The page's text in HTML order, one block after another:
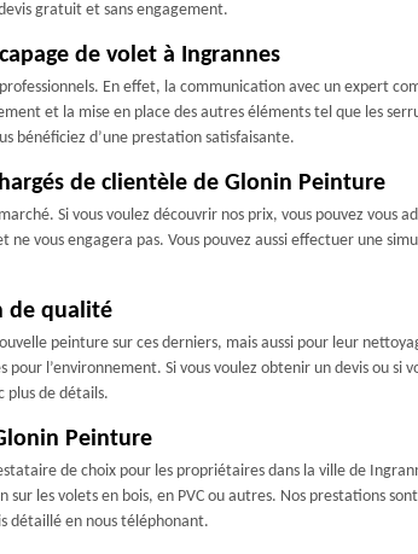
gratuit et sans engagement.
de volet à Ingrannes
En effet, la communication avec un expert
et la mise en place des autres éléments tel que les
bénéficiez d’une prestation satisfaisante.
de clientèle de Glonin Peinture
Si vous voulez découvrir nos prix, vous pouvez vous
vous engagera pas. Vous pouvez aussi effectuer une
de qualité
peinture sur ces derniers, mais aussi pour leur
l’environnement. Si vous voulez obtenir un devis ou si
plus de détails.
Peinture
de choix pour les propriétaires dans la ville de
les volets en bois, en PVC ou autres. Nos prestations
détaillé en nous téléphonant.